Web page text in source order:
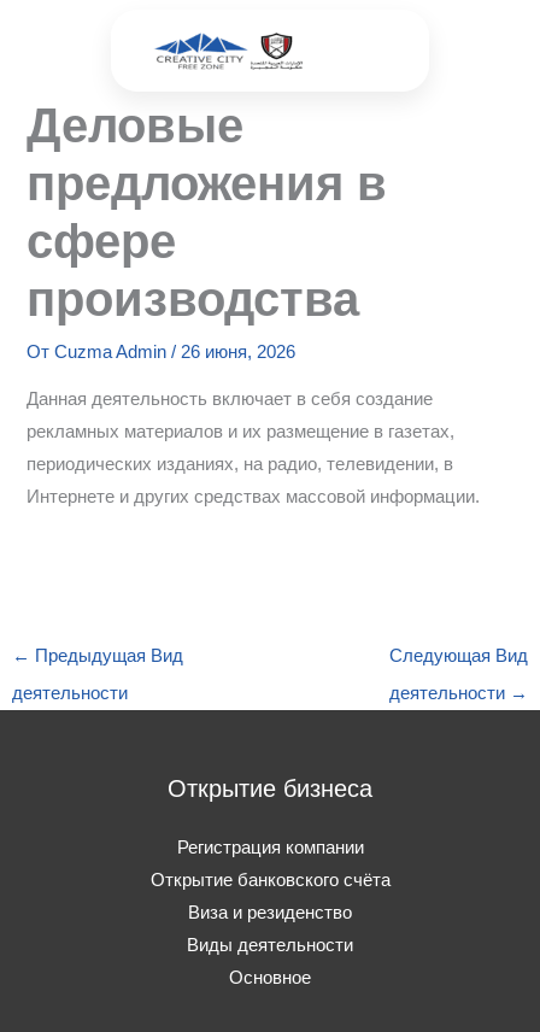
Деловые
предложения в
сфере
производства
ОтCuzma Admin/ 26 июня, 2026
Данная деятельность включает в себя создание
рекламных материалов и их размещение в газетах,
периодических изданиях, на радио, телевидении, в
Интернете и других средствах массовой информации.
← Предыдущая Вид
деятельности
Следующая Вид
деятельности →
Открытие бизнеса
Регистрация компании
Открытие банковского счёта
Виза и резиденство
Виды деятельности
Основное